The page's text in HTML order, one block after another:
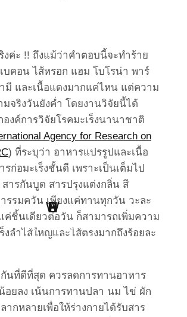
งค่ะ !! ถึงแม้ว่าคำตอบนี้จะทำร้าย
บคอน ไส้หรอก แฮม โบโรน่า พาร์
มี และเนื้อแดงมากแค่ไหน แต่ความ
มจริงวันยังค่ำ โดยงานวิจัยนี้ได้
องค์การวิจัยโรคมะเร็งนานาชาติ
Agency for Research on
) ที่ระบุว่า อาหารแปรรูปและเนื้อ
รก่อมะเร็งชั้นดี เพราะเป็นเต็มไป
สารกันบูด สารปรุงแต่งกลิ่น สี
รรมควัน เพียงแค่ทานทุกวัน วะละ
ค่ชิ้นเดียวต่อวัน ก็สามารถเพิ่มความ
งลำไส้ใหญ่และไส้ตรงมากถึงร้อยละ
นที่ดีที่สุด ควรลดการทานอาหาร
อยลง เน้นการทานปลา นม ไข่ ผัก
ากหลายเพื่อให้ร่างกายได้รับสาร
H
Health
B
Business
S
Social
L
Living
P
Point Of View
W
Work Clinic